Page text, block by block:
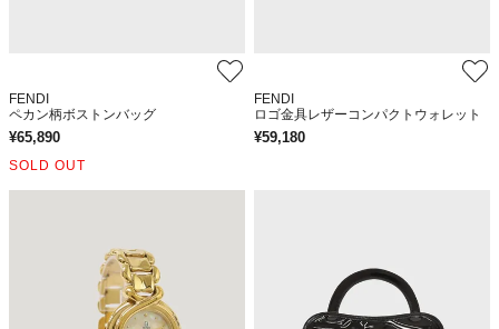
FENDI
ペカン柄ボストンバッグ
¥65,890
SOLD OUT
FENDI
ロゴ金具レザーコンパクトウォレット
¥59,180